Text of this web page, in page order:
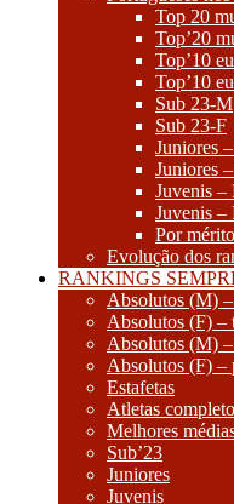
Top 20
Top’20
Top’10
Top’10
Sub 23-M
Sub 23-F
Juniores
Juniores
Juvenis –
Juvenis –
Por mérito
Evolução dos
RANKINGS
Absolutos (M)
Absolutos (F) –
Absolutos (M)
Absolutos (F) –
Estafetas
Atletas
Melhores
Sub’23
Juniores
Juvenis